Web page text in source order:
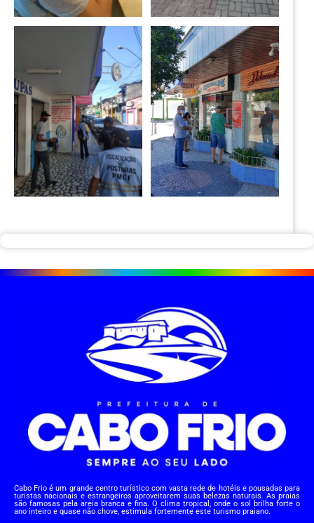
Cabo Frio é um grande centro turístico com vasta rede de hotéis e pousadas para
turistas nacionais e estrangeiros aproveitarem suas belezas naturais. As praias
são famosas pela areia branca e fina. O clima tropical, onde o sol brilha forte o
ano inteiro e quase não chove, estimula fortemente este turismo praiano.